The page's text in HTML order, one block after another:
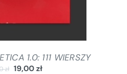
1.0: 111 WIERSZY
zł 19,00zł